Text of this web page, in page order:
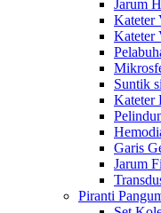
Jarum
Kateter
Kateter
Suntik
Kateter
Garis
Jarum
Piranti